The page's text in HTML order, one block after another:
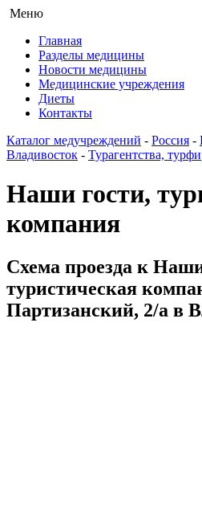
Меню
Главная
Разделы медицины
Новости медицины
Медицинские учреждения
Диеты
Контакты
Каталог медучреждений - Россия -
Владивосток - Турагентства,
Наши гости,
компания
Схема проезда к
туристическая
Партизанский, 2/а в